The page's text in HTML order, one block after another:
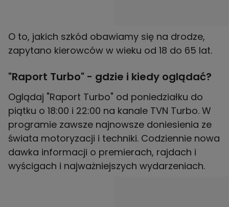
O to, jakich szkód obawiamy się na drodze,
zapytano kierowców w wieku od 18 do 65 lat.
"Raport Turbo" - gdzie i kiedy oglądać?
Oglądaj "Raport Turbo" od poniedziałku do
piątku o 18:00 i 22:00 na kanale TVN Turbo. W
programie zawsze najnowsze doniesienia ze
świata motoryzacji i techniki. Codziennie nowa
dawka informacji o premierach, rajdach i
wyścigach i najważniejszych wydarzeniach.